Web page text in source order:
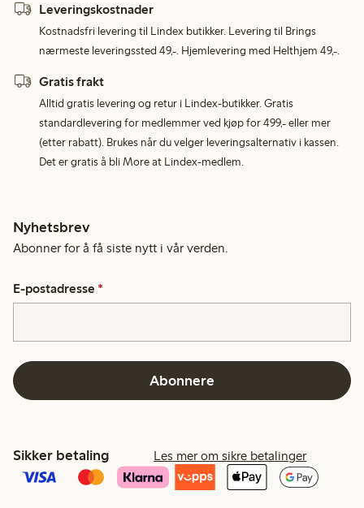
Leveringskostnader
Kostnadsfri levering til Lindex butikker. Levering til Brings
nærmeste leveringssted 49,-. Hjemlevering med Helthjem 49,-.
Gratis frakt
Alltid gratis levering og retur i Lindex-butikker. Gratis
standardlevering for medlemmer ved kjøp for 499,- eller mer
(etter rabatt). Brukes når du velger leveringsalternativ i kassen.
Det er gratis å bli More at Lindex-medlem.
Nyhetsbrev
Abonner for å få siste nytt i vår verden.
E-postadresse *
Abonnere
Sikker betaling Les mer om sikre betalinger